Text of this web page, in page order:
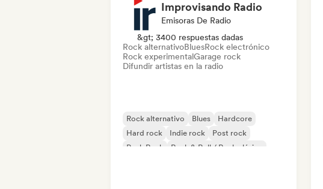
Improvisando Radio
Emisoras De Radio
&gt; 3400 respuestas dadas
Rock alternativoBluesRock electrónico
Rock experimentalGarage rock
Difundir artistas en la radio
Rock alternativo Blues
Hardcore
Hard rock
Indie rock
Post rock
Punk Rock
Rock & Roll / Rock clásico